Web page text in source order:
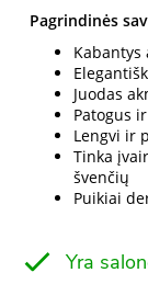
Pagrindinės
Juodas
Patogus
Lengvi ir
Tinka
švenčių
Puikiai
Yra